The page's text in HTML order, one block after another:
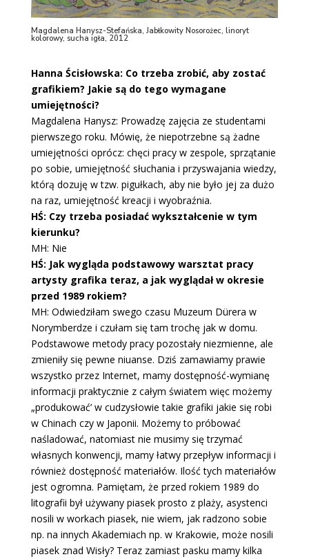
Magdalena Hanysz-Stefańska, Jabłkowity Nosorożec, linoryt
kolorowy, sucha igła, 2012
Hanna Ścisłowska: Co trzeba zrobić, aby zostać
grafikiem? Jakie są do tego wymagane
umiejętności?
Magdalena Hanysz: Prowadzę zajęcia ze studentami
pierwszego roku. Mówię, że niepotrzebne są żadne
umiejętności oprócz: chęci pracy w zespole, sprzątanie
po sobie, umiejętność słuchania i przyswajania wiedzy,
którą dozuję w tzw. pigułkach, aby nie było jej za dużo
na raz, umiejętność kreacji i wyobraźnia.
HŚ: Czy trzeba posiadać wykształcenie w tym
kierunku?
MH: Nie
HŚ: Jak wygląda podstawowy warsztat pracy
artysty grafika teraz, a jak wyglądał w okresie
przed 1989 rokiem?
MH: Odwiedziłam swego czasu Muzeum Dürera w
Norymberdze i czułam się tam trochę jak w domu.
Podstawowe metody pracy pozostały niezmienne, ale
zmieniły się pewne niuanse. Dziś zamawiamy prawie
wszystko przez Internet, mamy dostępność-wymianę
informacji praktycznie z całym światem więc możemy
„produkować’ w cudzysłowie takie grafiki jakie się robi
w Chinach czy w Japonii. Możemy to próbować
naśladować, natomiast nie musimy się trzymać
własnych konwencji, mamy łatwy przepływ informacji i
również dostępność materiałów. Ilość tych materiałów
jest ogromna. Pamiętam, że przed rokiem 1989 do
litografii był używany piasek prosto z plaży, asystenci
nosili w workach piasek, nie wiem, jak radzono sobie
np. na innych Akademiach np. w Krakowie, może nosili
piasek znad Wisły? Teraz zamiast pasku mamy kilka